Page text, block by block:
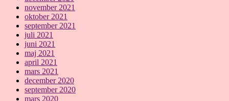
november 2021
oktober 2021
september 2021
juli 2021
juni 2021
maj 2021
april 2021
mars 2021
december 2020
september 2020
mars 2020